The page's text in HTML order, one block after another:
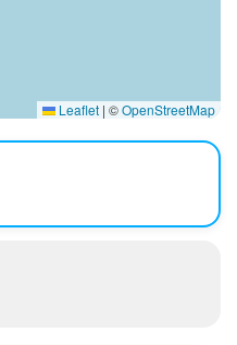
Leaflet | ©OpenStreetMap